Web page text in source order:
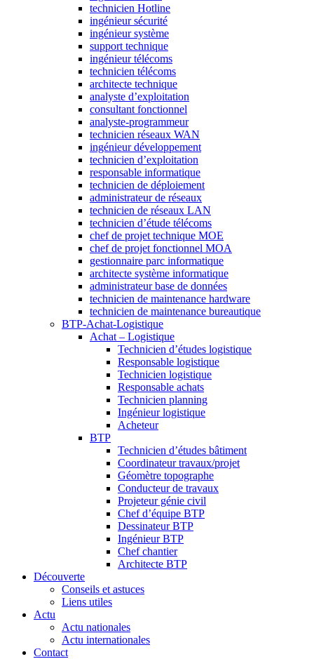
technicien Hotline
ingénieur sécurité
ingénieur système
support technique
ingénieur télécoms
technicien télécoms
architecte technique
analyste d’exploitation
consultant fonctionnel
analyste-programmeur
technicien réseaux WAN
ingénieur développement
technicien d’exploitation
responsable informatique
technicien de déploiement
administrateur de réseaux
technicien de réseaux LAN
technicien d’étude télécoms
chef de projet technique MOE
chef de projet fonctionnel MOA
gestionnaire parc informatique
architecte système informatique
administrateur base de données
technicien de maintenance hardware
technicien de maintenance bureautique
BTP-Achat-Logistique
Achat – Logistique
Technicien d’études logistique
Responsable logistique
Technicien logistique
Responsable achats
Technicien planning
Ingénieur logistique
Acheteur
BTP
Technicien d’études bâtiment
Coordinateur travaux/projet
Géomètre topographe
Conducteur de travaux
Projeteur génie civil
Chef d’équipe BTP
Dessinateur BTP
Ingénieur BTP
Chef chantier
Architecte BTP
Découverte
Conseils et astuces
Liens utiles
Actu
Actu nationales
Actu internationales
Contact